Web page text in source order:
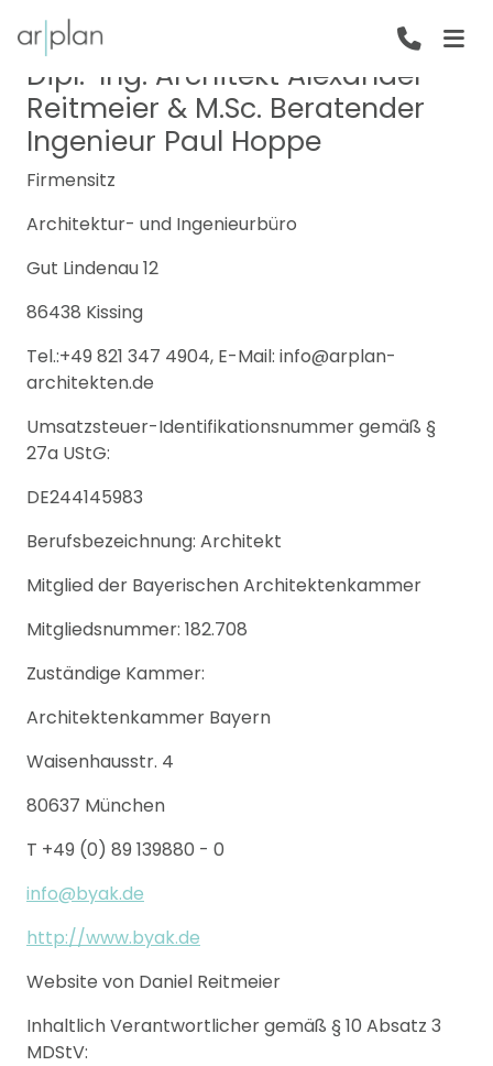
IMPRESSUM
Dipl.-Ing. Architekt Alexander
Reitmeier & M.Sc. Beratender
Ingenieur Paul Hoppe
Firmensitz
Architektur- und Ingenieurbüro
Gut Lindenau 12
86438 Kissing
Tel.:+49 821 347 4904, E-Mail: info@arplan-
architekten.de
Umsatzsteuer-Identifikationsnummer gemäß §
27a UStG:
DE244145983
Berufsbezeichnung: Architekt
Mitglied der Bayerischen Architektenkammer
Mitgliedsnummer: 182.708
Zuständige Kammer:
Architektenkammer Bayern
Waisenhausstr. 4
80637 München
T +49 (0) 89 139880 - 0
info@byak.de
http://www.byak.de
Website von Daniel Reitmeier
Inhaltlich Verantwortlicher gemäß § 10 Absatz 3
MDStV: